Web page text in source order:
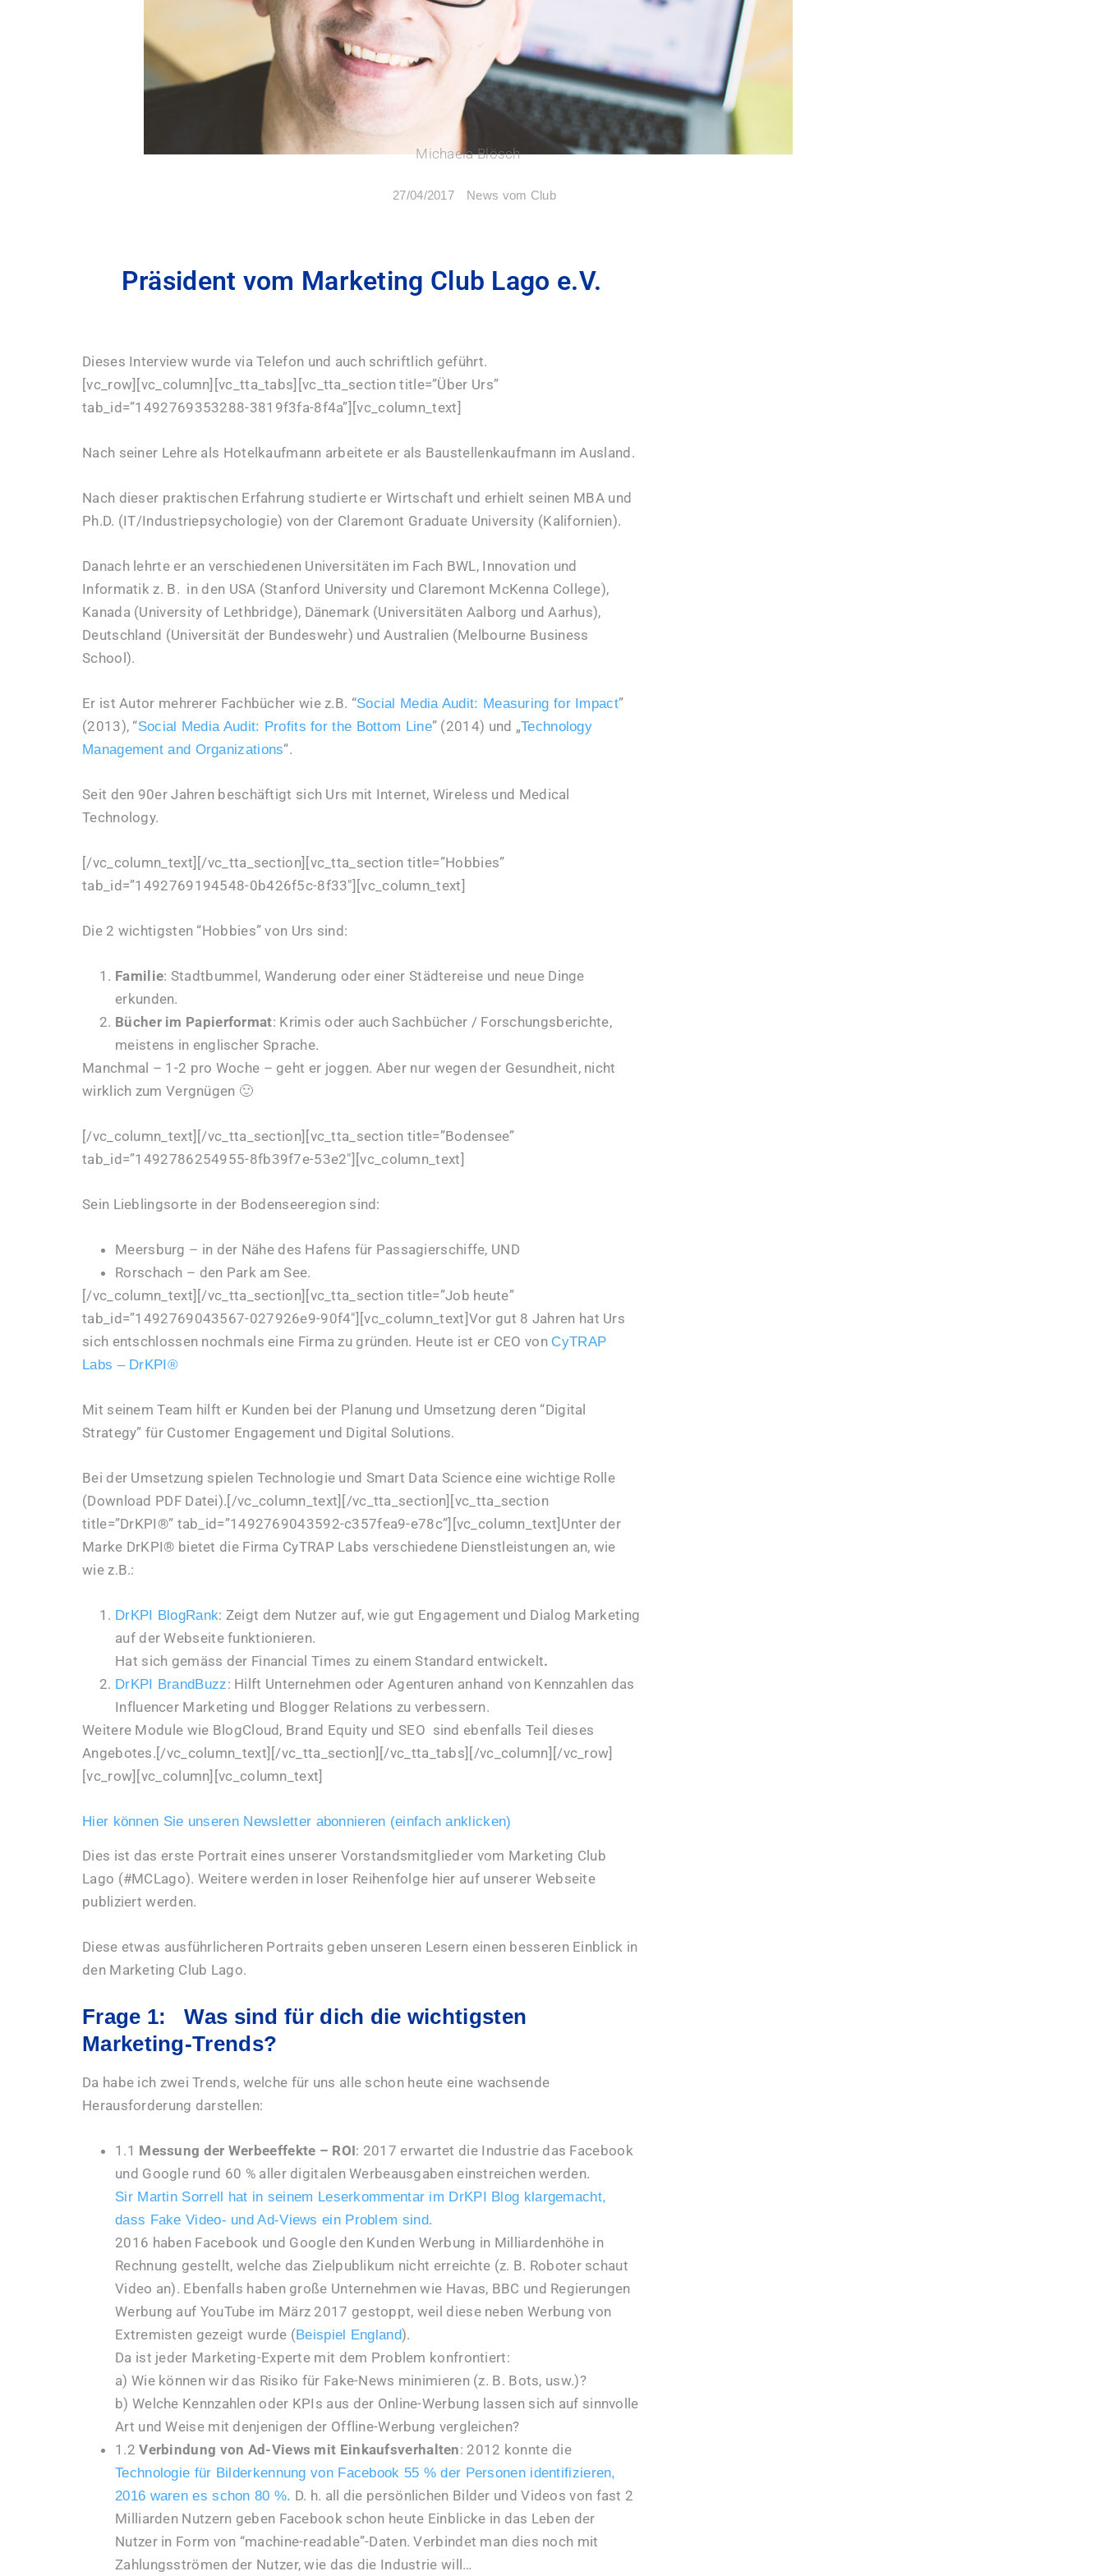
Michaela Blösch
27/04/2017 News vom Club
Präsident vom Marketing Club Lago e.V.
Dieses Interview wurde via Telefon und auch schriftlich geführt.
[vc_row][vc_column][vc_tta_tabs][vc_tta_section title=”Über Urs”
tab_id=”1492769353288-3819f3fa-8f4a”][vc_column_text]
Nach seiner Lehre als Hotelkaufmann arbeitete er als Baustellenkaufmann im Ausland.
Nach dieser praktischen Erfahrung studierte er Wirtschaft und erhielt seinen MBA und
Ph.D. (IT/Industriepsychologie) von der Claremont Graduate University (Kalifornien).
Danach lehrte er an verschiedenen Universitäten im Fach BWL, Innovation und
Informatik z. B. in den USA (Stanford University und Claremont McKenna College),
Kanada (University of Lethbridge), Dänemark (Universitäten Aalborg und Aarhus),
Deutschland (Universität der Bundeswehr) und Australien (Melbourne Business
School).
Er ist Autor mehrerer Fachbücher wie z.B. “Social Media Audit: Measuring for Impact”
(2013), “Social Media Audit: Profits for the Bottom Line” (2014) und „Technology
Management and Organizations“.
Seit den 90er Jahren beschäftigt sich Urs mit Internet, Wireless und Medical
Technology.
[/vc_column_text][/vc_tta_section][vc_tta_section title=”Hobbies”
tab_id=”1492769194548-0b426f5c-8f33″][vc_column_text]
Die 2 wichtigsten “Hobbies” von Urs sind:
Familie: Stadtbummel, Wanderung oder einer Städtereise und neue Dinge
erkunden.
Bücher im Papierformat: Krimis oder auch Sachbücher / Forschungsberichte,
meistens in englischer Sprache.
Manchmal – 1-2 pro Woche – geht er joggen. Aber nur wegen der Gesundheit, nicht
wirklich zum Vergnügen 🙂
[/vc_column_text][/vc_tta_section][vc_tta_section title=”Bodensee”
tab_id=”1492786254955-8fb39f7e-53e2″][vc_column_text]
Sein Lieblingsorte in der Bodenseeregion sind:
Meersburg – in der Nähe des Hafens für Passagierschiffe, UND
Rorschach – den Park am See.
[/vc_column_text][/vc_tta_section][vc_tta_section title=”Job heute”
tab_id=”1492769043567-027926e9-90f4″][vc_column_text]Vor gut 8 Jahren hat Urs
sich entschlossen nochmals eine Firma zu gründen. Heute ist er CEO von CyTRAP
Labs – DrKPI®
Mit seinem Team hilft er Kunden bei der Planung und Umsetzung deren “Digital
Strategy” für Customer Engagement und Digital Solutions.
Bei der Umsetzung spielen Technologie und Smart Data Science eine wichtige Rolle
(Download PDF Datei).[/vc_column_text][/vc_tta_section][vc_tta_section
title=”DrKPI®” tab_id=”1492769043592-c357fea9-e78c”][vc_column_text]Unter der
Marke DrKPI® bietet die Firma CyTRAP Labs verschiedene Dienstleistungen an, wie
wie z.B.:
DrKPI BlogRank: Zeigt dem Nutzer auf, wie gut Engagement und Dialog Marketing
auf der Webseite funktionieren.
Hat sich gemäss der Financial Times zu einem Standard entwickelt.
DrKPI BrandBuzz: Hilft Unternehmen oder Agenturen anhand von Kennzahlen das
Influencer Marketing und Blogger Relations zu verbessern.
Weitere Module wie BlogCloud, Brand Equity und SEO sind ebenfalls Teil dieses
Angebotes.[/vc_column_text][/vc_tta_section][/vc_tta_tabs][/vc_column][/vc_row]
[vc_row][vc_column][vc_column_text]
Hier können Sie unseren Newsletter abonnieren (einfach anklicken)
Dies ist das erste Portrait eines unserer Vorstandsmitglieder vom Marketing Club
Lago (#MCLago). Weitere werden in loser Reihenfolge hier auf unserer Webseite
publiziert werden.
Diese etwas ausführlicheren Portraits geben unseren Lesern einen besseren Einblick in
den Marketing Club Lago.
Frage 1: Was sind für dich die wichtigsten
Marketing-Trends?
Da habe ich zwei Trends, welche für uns alle schon heute eine wachsende
Herausforderung darstellen:
1.1 Messung der Werbeeffekte – ROI: 2017 erwartet die Industrie das Facebook
und Google rund 60 % aller digitalen Werbeausgaben einstreichen werden.
Sir Martin Sorrell hat in seinem Leserkommentar im DrKPI Blog klargemacht,
dass Fake Video- und Ad-Views ein Problem sind.
2016 haben Facebook und Google den Kunden Werbung in Milliardenhöhe in
Rechnung gestellt, welche das Zielpublikum nicht erreichte (z. B. Roboter schaut
Video an). Ebenfalls haben große Unternehmen wie Havas, BBC und Regierungen
Werbung auf YouTube im März 2017 gestoppt, weil diese neben Werbung von
Extremisten gezeigt wurde (Beispiel England).
Da ist jeder Marketing-Experte mit dem Problem konfrontiert:
a) Wie können wir das Risiko für Fake-News minimieren (z. B. Bots, usw.)?
b) Welche Kennzahlen oder KPIs aus der Online-Werbung lassen sich auf sinnvolle
Art und Weise mit denjenigen der Offline-Werbung vergleichen?
1.2Verbindung von Ad-Views mit Einkaufsverhalten: 2012 konnte die
Technologie für Bilderkennung von Facebook 55 % der Personen identifizieren,
2016 waren es schon 80 %. D. h. all die persönlichen Bilder und Videos von fast 2
Milliarden Nutzern geben Facebook schon heute Einblicke in das Leben der
Nutzer in Form von “machine-readable”-Daten. Verbindet man dies noch mit
Zahlungsströmen der Nutzer, wie das die Industrie will…